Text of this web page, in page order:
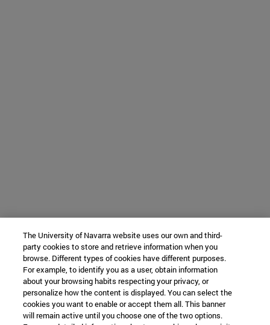
The University of Navarra website uses our own and third-
party cookies to store and retrieve information when you
browse. Different types of cookies have different purposes.
For example, to identify you as a user, obtain information
about your browsing habits respecting your privacy, or
personalize how the content is displayed. You can select the
cookies you want to enable or accept them all. This banner
will remain active until you choose one of the two options.